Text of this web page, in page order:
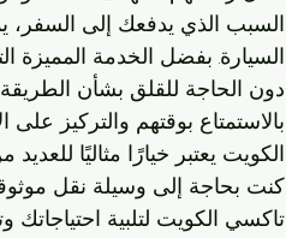
السبب الذي يدفعك إلى السفر،
السيارة. بفضل الخدمة المميزة
دون الحاجة للقلق بشأن الطريقة
بالاستمتاع بوقتهم والتركيز
الكويت يعتبر خيارًا مثاليًا
كنت بحاجة إلى وسيلة نقل
تاكسي الكويت لتلبية